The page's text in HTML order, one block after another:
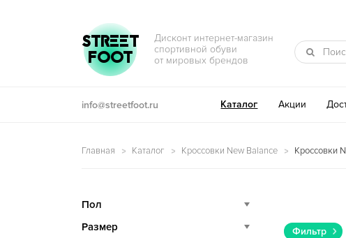
Перейти к навигации
Перейти к содержимому
STREET
FOOT
Дисконт интернет-магазин
спортивной обуви
от мировых брендов
info@streetfoot.ru Каталог Акции
Главная Каталог Кроссовки New Balance Кроссовки
Фильтр
Пол
Размер